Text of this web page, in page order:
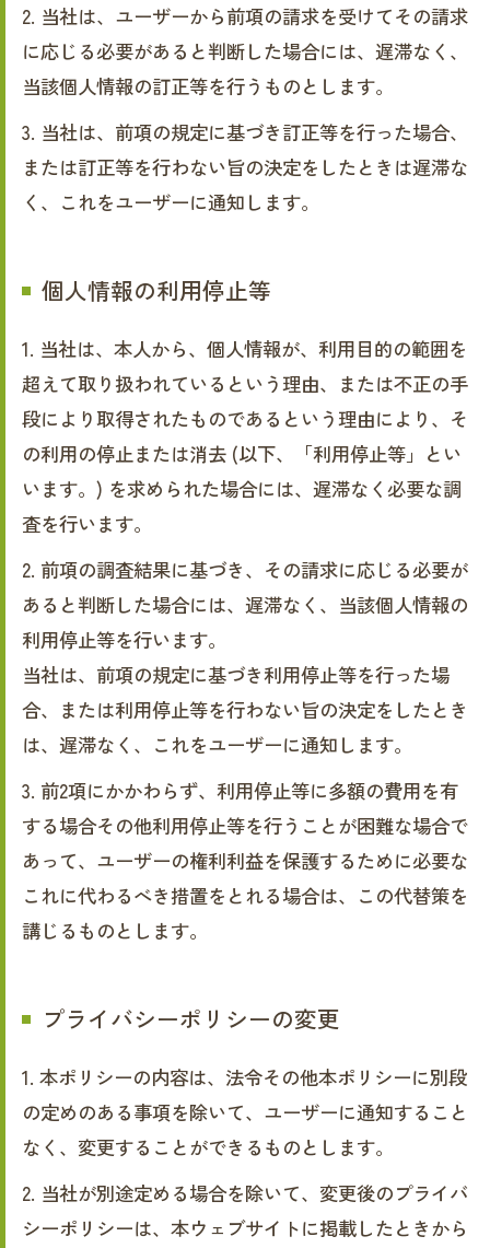
2. 当社は、ユーザーから前項の請求を受けてその請求
に応じる必要があると判断した場合には、遅滞なく、
当該個人情報の訂正等を行うものとします。
3. 当社は、前項の規定に基づき訂正等を行った場合、
または訂正等を行わない旨の決定をしたときは遅滞な
く、これをユーザーに通知します。
個人情報の利用停止等
1. 当社は、本人から、個人情報が、利用目的の範囲を
超えて取り扱われているという理由、または不正の手
段により取得されたものであるという理由により、そ
の利用の停止または消去 (以下、「利用停止等」とい
います。) を求められた場合には、遅滞なく必要な調
査を行います。
2. 前項の調査結果に基づき、その請求に応じる必要が
あると判断した場合には、遅滞なく、当該個人情報の
利用停止等を行います。
当社は、前項の規定に基づき利用停止等を行った場
合、または利用停止等を行わない旨の決定をしたとき
は、遅滞なく、これをユーザーに通知します。
3. 前2項にかかわらず、利用停止等に多額の費用を有
する場合その他利用停止等を行うことが困難な場合で
あって、ユーザーの権利利益を保護するために必要な
これに代わるべき措置をとれる場合は、この代替策を
講じるものとします。
プライバシーポリシーの変更
1. 本ポリシーの内容は、法令その他本ポリシーに別段
の定めのある事項を除いて、ユーザーに通知すること
なく、変更することができるものとします。
2. 当社が別途定める場合を除いて、変更後のプライバ
シーポリシーは、本ウェブサイトに掲載したときから